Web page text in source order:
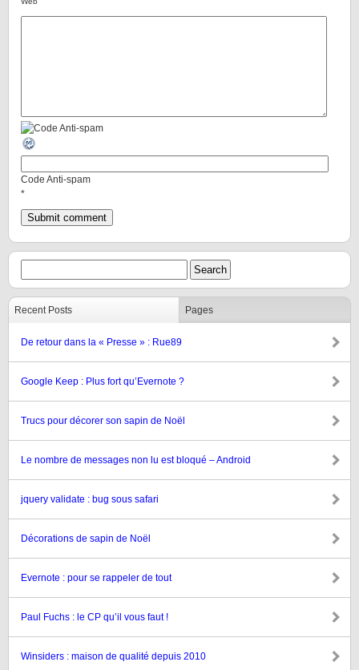
Code Anti-spam
*
Recent Posts Pages
De retour dans la « Presse » : Rue89
Google Keep : Plus fort qu’Evernote ?
Trucs pour décorer son sapin de Noël
Le nombre de messages non lu est bloqué – Android
jquery validate : bug sous safari
Décorations de sapin de Noël
Evernote : pour se rappeler de tout
Paul Fuchs : le CP qu’il vous faut !
Winsiders : maison de qualité depuis 2010